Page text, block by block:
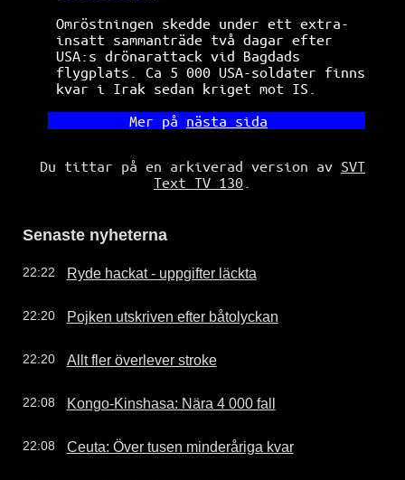
Omröstningen skedde under ett extra-
insatt sammanträde två dagar efter
USA:s drönarattack vid Bagdads
flygplats. Ca 5 000 USA-soldater finns
kvar i Irak sedan kriget mot IS.
        Mer på
nästa sida
Du tittar på en arkiverad version av SVT
Text TV 130
Senaste nyheterna
22:22 Ryde hackat - uppgifter läckta
22:20 Pojken utskriven efter båtolyckan
22:20 Allt fler överlever stroke
22:08 Kongo-Kinshasa: Nära 4 000 fall
22:08 Ceuta: Över tusen minderåriga kvar